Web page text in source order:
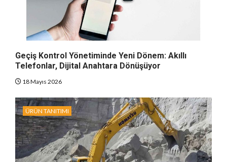
Geçiş Kontrol Yönetiminde Yeni Dönem: Akıllı
Telefonlar, Dijital Anahtara Dönüşüyor
18 Mayıs 2026
ÜRÜN TANITIMI